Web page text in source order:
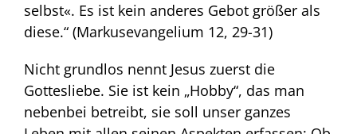
selbst«. Es ist kein anderes Gebot größer als
diese.“ (Markusevangelium 12, 29-31)
Nicht grundlos nennt Jesus zuerst die
Gottesliebe. Sie ist kein „Hobby“, das man
nebenbei betreibt, sie soll unser ganzes